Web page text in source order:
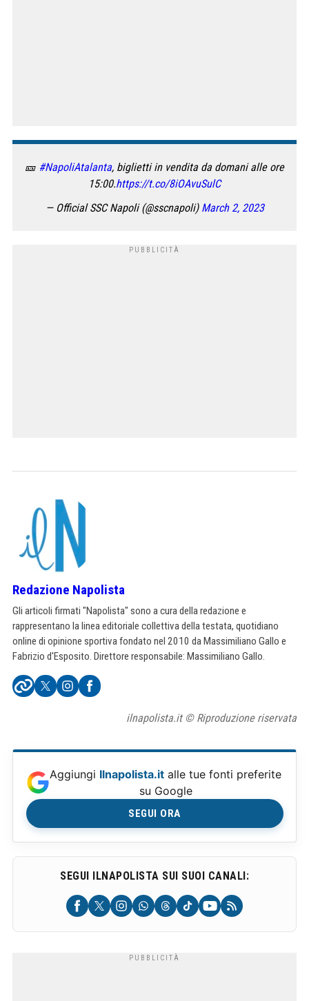
🎫 #NapoliAtalanta, biglietti in vendita da domani alle ore
15:00.https://t.co/8iOAvuSulC
— Official SSC Napoli (@sscnapoli) March 2, 2023
Redazione Napolista
Gli articoli firmati "Napolista" sono a cura della redazione e
rappresentano la linea editoriale collettiva della testata, quotidiano
online di opinione sportiva fondato nel 2010 da Massimiliano Gallo e
Fabrizio d'Esposito. Direttore responsabile: Massimiliano Gallo.
ilnapolista.it © Riproduzione riservata
Aggiungi Ilnapolista.it alle tue fonti preferite
su Google
SEGUI ORA
SEGUI ILNAPOLISTA SUI SUOI CANALI: